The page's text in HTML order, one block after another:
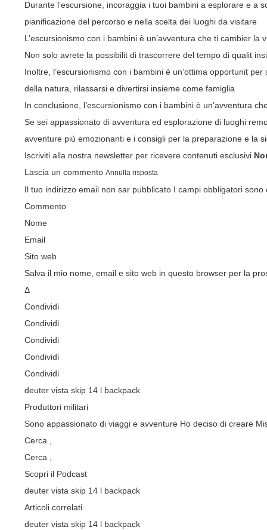
Durante l’escursione, incoraggia i tuoi bambini a esplorare e
pianificazione del percorso e nella scelta dei luoghi da visitare
L’escursionismo con i bambini è un’avventura che ti cambier
Non solo avrete la possibilit di trascorrere del tempo di qualit
Inoltre, l’escursionismo con i bambini è un’ottima opportunit
della natura, rilassarsi e divertirsi insieme come famiglia
In conclusione, l’escursionismo con i bambini è un’avventura
Se sei appassionato di avventura ed esplorazione di luoghi
avventure più emozionanti e i consigli per la preparazione e la
Iscriviti alla nostra newsletter per ricevere contenuti esclusivi
Lascia un commento Annulla risposta
Il tuo indirizzo email non sar pubblicato I campi obbligatori sono
Commento
Nome
Email
Sito web
Salva il mio nome, email e sito web in questo browser per la
Δ
Condividi
Condividi
Condividi
Condividi
Condividi
deuter vista skip 14 l backpack
Produttori militari
Sono appassionato di viaggi e avventure Ho deciso di creare
Cerca ,
Cerca
Scopri il Podcast
deuter vista skip 14 l backpack
Articoli correlati
deuter vista skip 14 l backpack